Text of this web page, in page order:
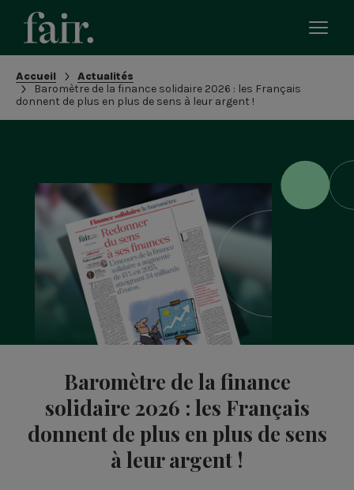
le
Fil
d'Ariane
Accueil
Actualités
Baromètre de la finance solidaire 2026 : les Français
donnent de plus en plus de sens à leur argent !
Baromètre de la finance
solidaire 2026 : les Français
donnent de plus en plus de sens
à leur argent !